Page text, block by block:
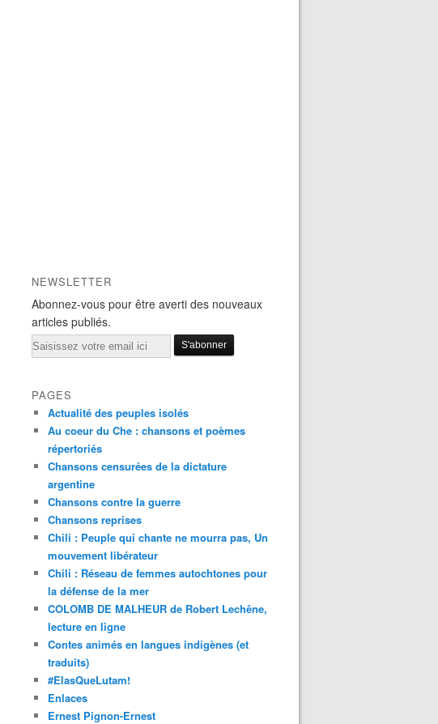
NEWSLETTER
Abonnez-vous pour être averti des nouveaux
articles publiés.
Email
PAGES
Actualité des peuples isolés
Au coeur du Che : chansons et poèmes
répertoriés
Chansons censurées de la dictature
argentine
Chansons contre la guerre
Chansons reprises
Chili : Peuple qui chante ne mourra pas, Un
mouvement libérateur
Chili : Réseau de femmes autochtones pour
la défense de la mer
COLOMB DE MALHEUR de Robert Lechêne,
lecture en ligne
Contes animés en langues indigènes (et
traduits)
#ElasQueLutam!
Enlaces
Ernest Pignon-Ernest